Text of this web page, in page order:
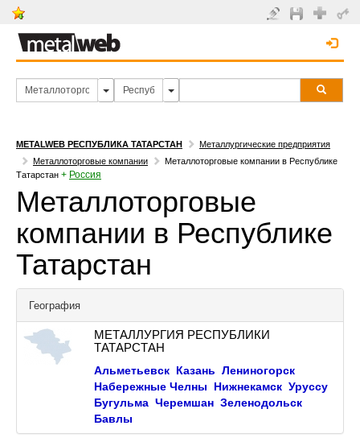
METALWEB РЕСПУБЛИКА ТАТАРСТАН
Металлургические предприятия
Металлоторговые компании
Металлоторговые компании в Республике
Татарстан + Россия
Металлоторговые
компании в Республике
Татарстан
География
МЕТАЛЛУРГИЯ РЕСПУБЛИКИ
ТАТАРСТАН
Альметьевск Казань Лениногорск
Набережные Челны
Нижнекамск Уруссу
Бугульма Черемшан Зеленодольск
Бавлы